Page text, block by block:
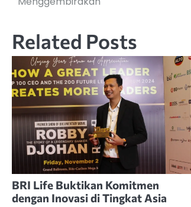
Related Posts
BRI Life Buktikan Komitmen
dengan Inovasi di Tingkat Asia